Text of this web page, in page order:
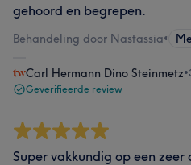
gehoord en begrepen.
Behandeling door Nastassia•
Carl Hermann Dino Steinmetz•
Geverifieerde review
Super vakkundig op een